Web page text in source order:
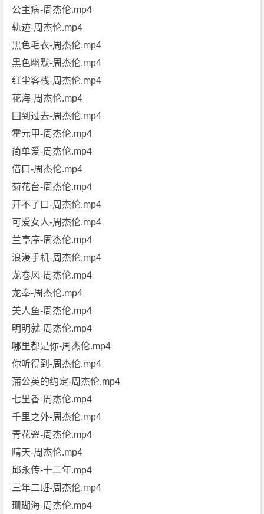
公主病-周杰伦.mp4
轨迹-周杰伦.mp4
黑色毛衣-周杰伦.mp4
黑色幽默-周杰伦.mp4
红尘客栈-周杰伦.mp4
花海-周杰伦.mp4
回到过去-周杰伦.mp4
霍元甲-周杰伦.mp4
简单爱-周杰伦.mp4
借口-周杰伦.mp4
菊花台-周杰伦.mp4
开不了口-周杰伦.mp4
可爱女人-周杰伦.mp4
兰亭序-周杰伦.mp4
浪漫手机-周杰伦.mp4
龙卷风-周杰伦.mp4
龙拳-周杰伦.mp4
美人鱼-周杰伦.mp4
明明就-周杰伦.mp4
哪里都是你-周杰伦.mp4
你听得到-周杰伦.mp4
蒲公英的约定-周杰伦.mp4
七里香-周杰伦.mp4
千里之外-周杰伦.mp4
青花瓷-周杰伦.mp4
晴天-周杰伦.mp4
邱永传-十二年.mp4
三年二班-周杰伦.mp4
珊瑚海-周杰伦.mp4